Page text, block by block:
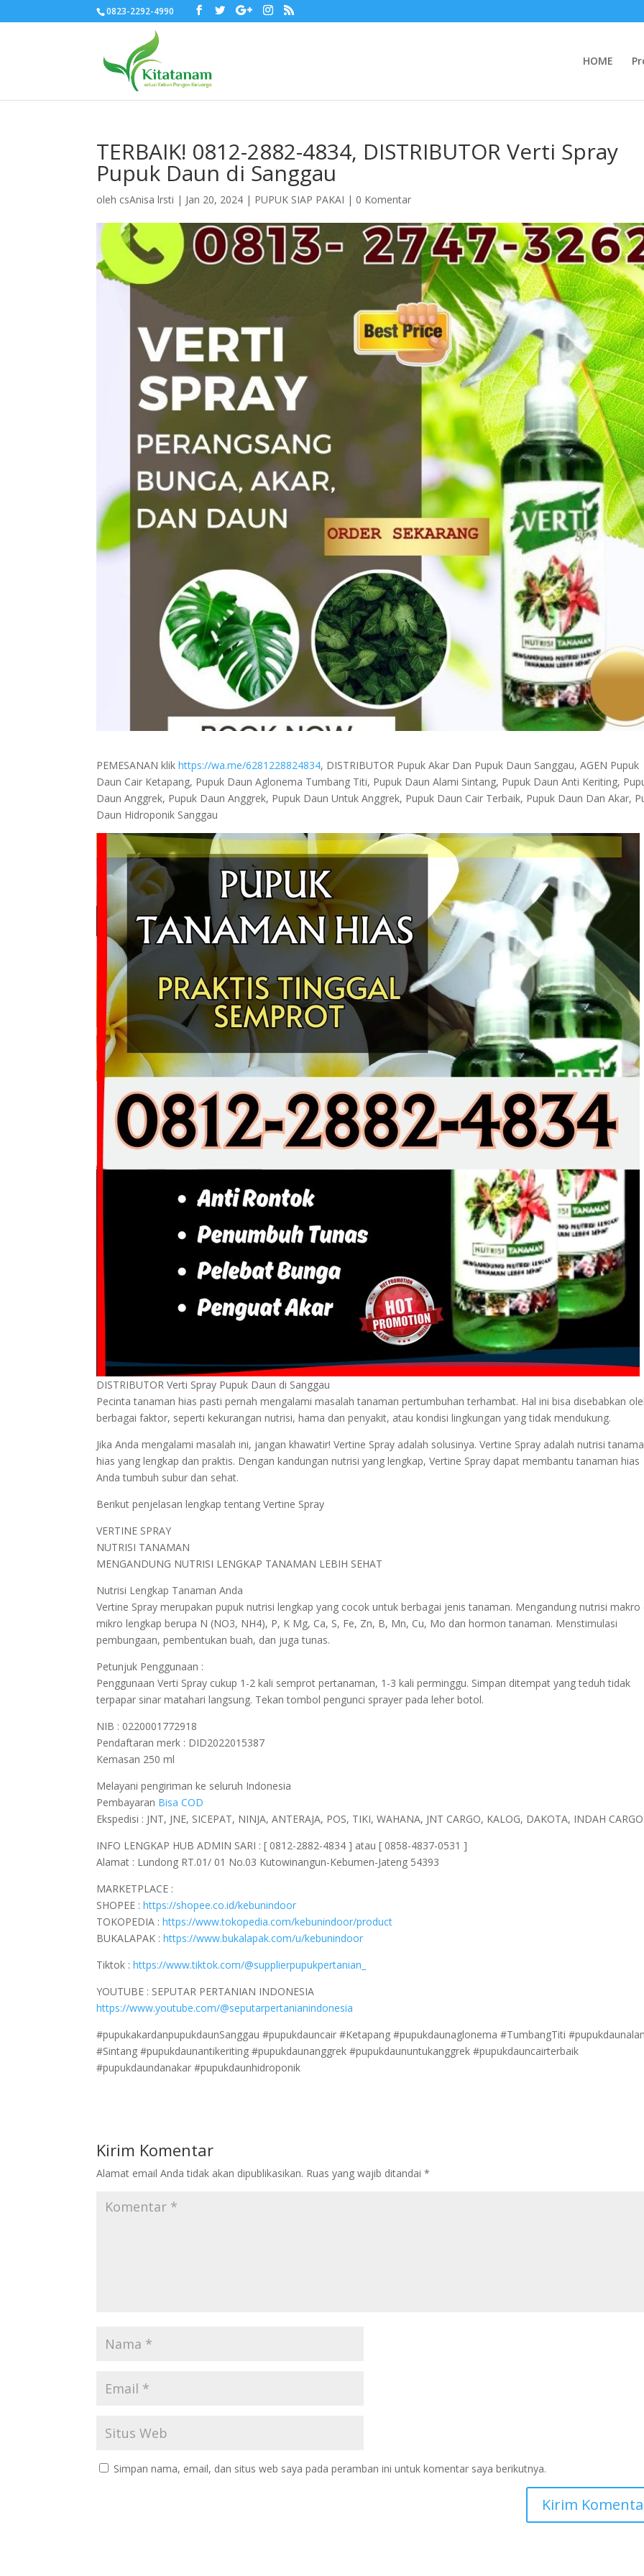
0823-2292-4990
HOME
TERBAIK! 0812-2882-4834, DISTRIBUTOR Verti Spray
Pupuk Daun di Sanggau
oleh csAnisa lrsti | Jan 20, 2024 | PUPUK SIAP PAKAI | 0 Komentar
PEMESANAN klikhttps://wa.me/6281228824834, DISTRIBUTOR Pupuk Akar Dan Pupuk Daun Sanggau, AGEN Pupuk
Daun Cair Ketapang, Pupuk Daun Aglonema Tumbang Titi, Pupuk Daun Alami Sintang, Pupuk Daun Anti Keriting,
Daun Anggrek, Pupuk Daun Anggrek, Pupuk Daun Untuk Anggrek, Pupuk Daun Cair Terbaik, Pupuk Daun Dan Akar,
Daun Hidroponik Sanggau
DISTRIBUTOR Verti Spray Pupuk Daun di Sanggau
Pecinta tanaman hias pasti pernah mengalami masalah tanaman pertumbuhan terhambat. Hal ini bisa disebabkan
berbagai faktor, seperti kekurangan nutrisi, hama dan penyakit, atau kondisi lingkungan yang tidak mendukung.
Jika Anda mengalami masalah ini, jangan khawatir! Vertine Spray adalah solusinya. Vertine Spray adalah nutrisi
hias yang lengkap dan praktis. Dengan kandungan nutrisi yang lengkap, Vertine Spray dapat membantu tanaman hias
Anda tumbuh subur dan sehat.
Berikut penjelasan lengkap tentang Vertine Spray
VERTINE SPRAY
NUTRISI TANAMAN
MENGANDUNG NUTRISI LENGKAP TANAMAN LEBIH SEHAT
Nutrisi Lengkap Tanaman Anda
Vertine Spray merupakan pupuk nutrisi lengkap yang cocok untuk berbagai jenis tanaman. Mengandung nutrisi makro
mikro lengkap berupa N (NO3, NH4), P, K Mg, Ca, S, Fe, Zn, B, Mn, Cu, Mo dan hormon tanaman. Menstimulasi
pembungaan, pembentukan buah, dan juga tunas.
Petunjuk Penggunaan :
Penggunaan Verti Spray cukup 1-2 kali semprot pertanaman, 1-3 kali perminggu. Simpan ditempat yang teduh tidak
terpapar sinar matahari langsung. Tekan tombol pengunci sprayer pada leher botol.
NIB : 0220001772918
Pendaftaran merk : DID2022015387
Kemasan 250 ml
Melayani pengiriman ke seluruh Indonesia
Pembayaran Bisa COD
Ekspedisi : JNT, JNE, SICEPAT, NINJA, ANTERAJA, POS, TIKI, WAHANA, JNT CARGO, KALOG, DAKOTA, INDAH
INFO LENGKAP HUB ADMIN SARI : [ 0812-2882-4834 ] atau [ 0858-4837-0531 ]
Alamat : Lundong RT.01/ 01 No.03 Kutowinangun-Kebumen-Jateng 54393
MARKETPLACE :
SHOPEE :https://shopee.co.id/kebunindoor
TOKOPEDIA :https://www.tokopedia.com/kebunindoor/product
BUKALAPAK :https://www.bukalapak.com/u/kebunindoor
Tiktok :https://www.tiktok.com/@supplierpupukpertanian_
YOUTUBE : SEPUTAR PERTANIAN INDONESIA
https://www.youtube.com/@seputarpertanianindonesia
#pupukakardanpupukdaunSanggau #pupukdauncair #Ketapang #pupukdaunaglonema #TumbangTiti
#Sintang #pupukdaunantikeriting #pupukdaunanggrek #pupukdaununtukanggrek #pupukdauncairterbaik
#pupukdaundanakar #pupukdaunhidroponik
Kirim Komentar
Alamat email Anda tidak akan dipublikasikan. Ruas yang wajib ditandai*
Simpan nama, email, dan situs web saya pada peramban ini untuk komentar saya berikutnya.